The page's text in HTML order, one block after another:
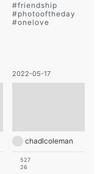
#friendship
#photooftheday
#onelove
2022-05-17
chadlcoleman
527
26